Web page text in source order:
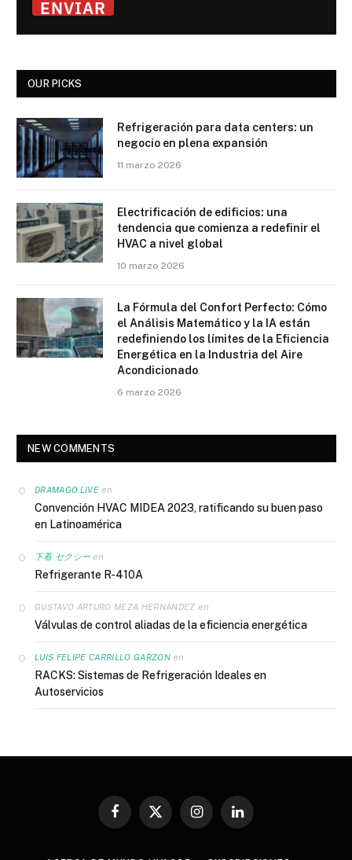
ENVIAR
OUR PICKS
Refrigeración para data centers: un
negocio en plena expansión
11 marzo 2026
Electrificación de edificios: una
tendencia que comienza a redefinir el
HVAC a nivel global
10 marzo 2026
La Fórmula del Confort Perfecto: Cómo
el Análisis Matemático y la IA están
redefiniendo los límites de la Eficiencia
Energética en la Industria del Aire
Acondicionado
6 marzo 2026
NEW COMMENTS
DRAMAGO.LIVEen
Convención HVAC MIDEA 2023, ratificando su buen paso
en Latinoamérica
下着 セクシー en
Refrigerante R-410A
GUSTAVO ARTURO MEZA HERNÁNDEZ en
Válvulas de control aliadas de la eficiencia energética
LUIS FELIPE CARRILLO GARZONen
RACKS: Sistemas de Refrigeración Ideales en
Autoservicios
Facebook
X
InstagramLinkedIn